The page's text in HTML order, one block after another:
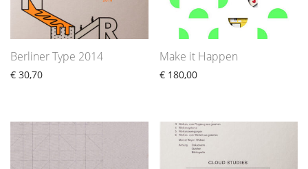
Berliner Type 2014
€ 30,70
Make it Happen
€ 180,00